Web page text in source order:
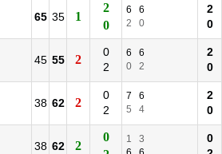
65 35 1
2
0
6
6
2
0
2
0
45 55 2
0
2
6
6
0
2
2
0
38 62 2
0
2
7
6
5
4
2
0
38 62 2
0
1
3
0